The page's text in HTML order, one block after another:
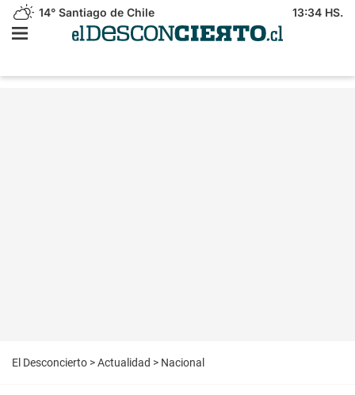
14° Santiago de Chile 13:34 HS.
El Desconcierto >Actualidad > Nacional